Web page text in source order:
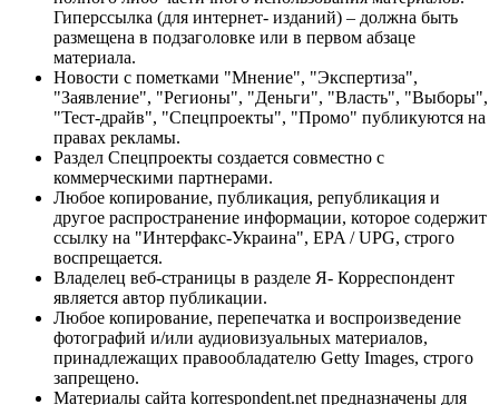
Гиперссылка (для интернет- изданий) – должна быть
размещена в подзаголовке или в первом абзаце
материала.
Новости с пометками "Мнение", "Экспертиза",
"Заявление", "Регионы", "Деньги", "Власть", "Выборы",
"Тест-драйв", "Спецпроекты", "Промо" публикуются на
правах рекламы.
Раздел Спецпроекты создается совместно с
коммерческими партнерами.
Любое копирование, публикация, републикация и
другое распространение информации, которое содержит
ссылку на "Интерфакс-Украина", EPA / UPG, строго
воспрещается.
Владелец веб-страницы в разделе Я- Корреспондент
является автор публикации.
Любое копирование, перепечатка и воспроизведение
фотографий и/или аудиовизуальных материалов,
принадлежащих правообладателю Getty Images, строго
запрещено.
Материалы сайта korrespondent.net предназначены для